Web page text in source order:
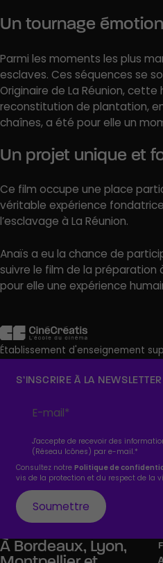
Un tournage
Parmi les moments les plus
esclaves. Ces séquences se
Originaire de La Réunion,
reconstitution de plantation,
chaînes, a été pour elle un
Un projet unique et
Ce film occupe une place
véritable expérience
l’esclavage à La Réunion.
Anaïs a eu la chance de
suivre le film de la préparation
pour elle une expérience
Établissement d'enseignement
S’INSCRIRE À LA NEWSLETTER
J'accepte de recevoir des
(Réseau Icônes) par e-mail.*
Consultez notrePolitique de
vis de la protection et du respect de la
À Bordeaux, Lyon,